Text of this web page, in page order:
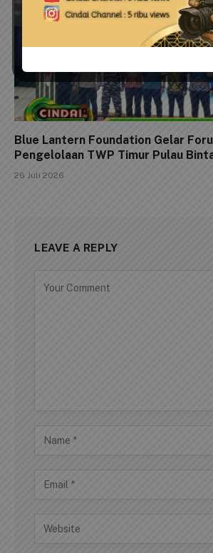
Blue Lantern Foundation Gelar
Pengelolaan TWP Timur Pulau
26 Juli 2026
LEAVE A REPLY